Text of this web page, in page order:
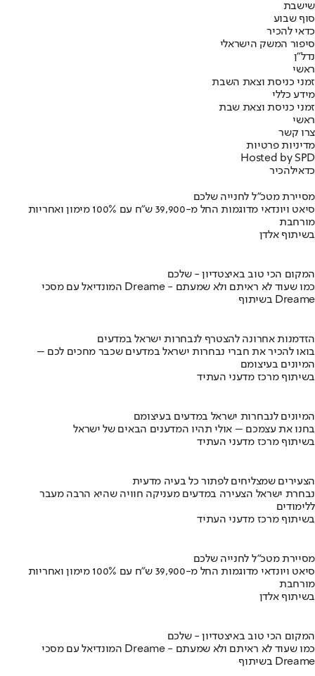
שישבת
סוף שבוע
כדאי להכיר
סיפור המשק הישראלי
נדל"ן
ראשי
זמני כניסת וצאת השבת
מידע כללי
זמני כניסת וצאת שבת
ראשי
צרו קשר
מדיניות פרטיות
Hosted by SPD
כדאילהכיר
מסיירת מטכ"ל לחנייה שלכם
סיאט ויונדאי מדוגמות החל מ-39,900 ש״ח עם 100% מימון ואחריות
מורחבת
בשיתוף אלדן
המקום הכי טוב באיצטדיון - שלכם
המונדיאל עם מסכי Dreame - כמו שעוד לא ראיתם ולא שמעתם
בשיתוף Dreame
הזדמנות אחרונה להצטרף לנבחרות ישראל במדעים
בואו להכיר את חברי נבחרות ישראל במדעים שכבר מחכים לכם –
המיונים בעיצומם
בשיתוף מרכז מדעני העתיד
המיונים לנבחרות ישראל במדעים בעיצומם
בחנו את עצמכם – אולי תהיו המדענים הבאים של ישראל
בשיתוף מרכז מדעני העתיד
הצעירים שמצליחים לפתור כל בעיה מדעית
נבחרת ישראל הצעירה במדעים מעניקה חוויה שהיא הרבה מעבר
ללימודים
בשיתוף מרכז מדעני העתיד
מסיירת מטכ"ל לחנייה שלכם
סיאט ויונדאי מדוגמות החל מ-39,900 ש״ח עם 100% מימון ואחריות
מורחבת
בשיתוף אלדן
המקום הכי טוב באיצטדיון - שלכם
המונדיאל עם מסכי Dreame - כמו שעוד לא ראיתם ולא שמעתם
בשיתוף Dreame